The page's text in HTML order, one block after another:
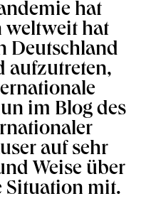
hat
weltweit hat
Deutschland
aufzutreten,
im Blog des
auf sehr
Weise über
Situation mit.